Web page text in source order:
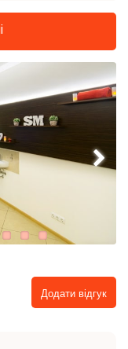
Додати відгук